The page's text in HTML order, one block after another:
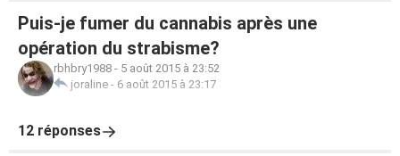
Puis-je fumer du cannabis après une
opération du strabisme?
rbhbry1988 - 5 août 2015 à 23:52
joraline - 6 août 2015 à 23:17
12 réponses